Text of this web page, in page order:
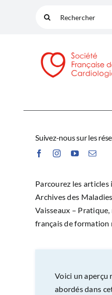
Rechercher:
Suivez-nous sur les
Parcourez les
Archives des
Vaisseaux –
français de formation
Voici un aperçu
abordés dans